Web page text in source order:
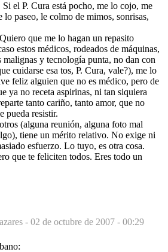
el P. Cura está pocho, me lo cojo, me
paseo, le colmo de mimos, sonrisas,
que me lo hagan un repasito
estos médicos, rodeados de máquinas,
malignas y tecnología punta, no dan con
cuidarse esa tos, P. Cura, vale?), me lo
feliz alguien que no es médico, pero de
ya no receta aspirinas, ni tan siquiera
tanto cariño, tanto amor, que no
pueda resistir.
(alguna reunión, alguna foto mal
tiene un mérito relativo. No exige ni
esfuerzo. Lo tuyo, es otra cosa.
que te feliciten todos. Eres todo un
- 02 de octubre de 2007 - 00:29